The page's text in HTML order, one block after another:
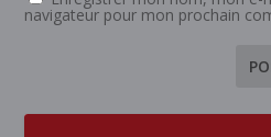
navigateur pour mon prochain